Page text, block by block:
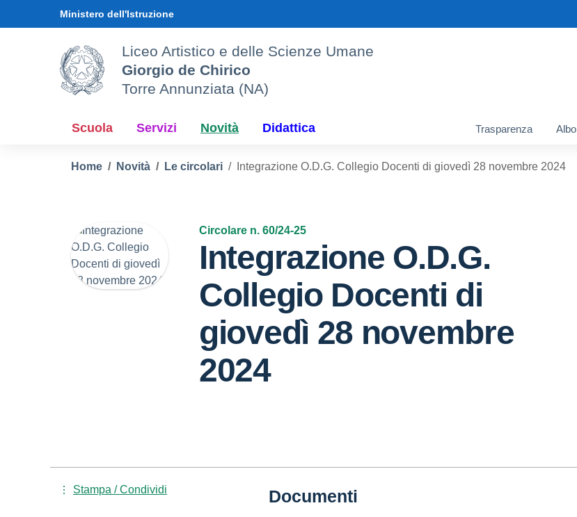
Ministero dell'Istruzione
Liceo Artistico e delle Scienze Umane
Giorgio de Chirico
Torre Annunziata (NA)
Scuola Servizi Novità Didattica Trasparenza Albo
Home Novità Le circolari Integrazione O.D.G. Collegio Docenti di giovedì 28 novembre 2024
Circolare n. 60/24-25
Integrazione O.D.G.
Collegio Docenti di
giovedì 28 novembre
2024
Documenti
Stampa / Condividi